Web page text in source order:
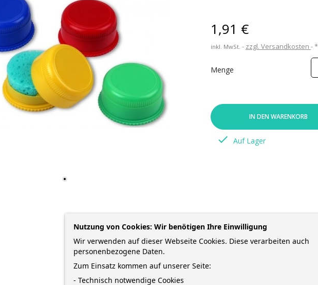
1,91 €
inkl. MwSt. zzgl. Versandkosten *
Menge
IN DEN WARENKORB
 Auf Lager
Nutzung von Cookies: Wir benötigen Ihre Einwilligung
Wir verwenden auf dieser Webseite Cookies. Diese verarbeiten auch
personenbezogene Daten.
Zum Einsatz kommen auf unserer Seite:
- Technisch notwendige Cookies